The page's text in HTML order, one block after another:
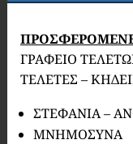
ΓΡΑΦΕΙΟ
ΤΕΛΕΤΕΣ –
ΣΤΕΦΑΝΙΑ –
ΜΝΗΜΟΣΥΝΑ